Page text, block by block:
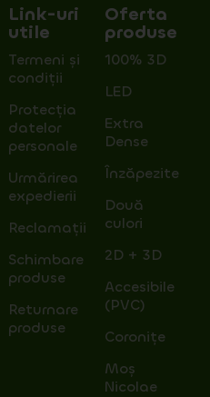
Link-uri
utile
Termeni și
condiții
Protecția
datelor
personale
Urmărirea
expedierii
Reclamații
Schimbare
produse
Returnare
produse
Oferta
produse
100% 3D
LED
Extra
Dense
Înzăpezite
Două
culori
2D + 3D
Accesibile
(PVC)
Coronițe
Moș
Nicolae